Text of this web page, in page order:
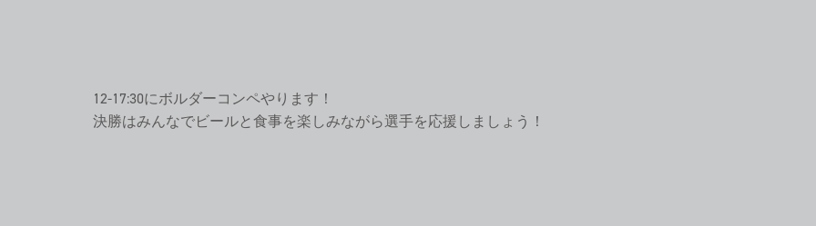
12-17:30にボルダーコンペやります！
決勝はみんなでビールと食事を楽しみながら選手を応援しましょう！